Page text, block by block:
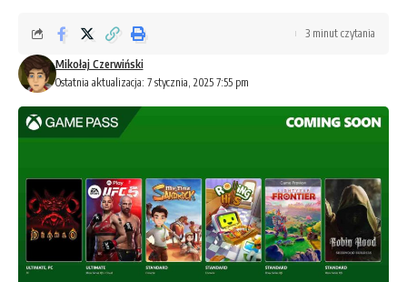
Ostatnia aktualizacja: 7 stycznia, 2025 7:55 pm
Mikołaj Czerwiński
3 minut czytania